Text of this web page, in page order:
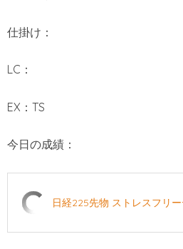
仕掛け：
LC：
EX：TS
今日の成績：
日経225先物 ストレスフリ